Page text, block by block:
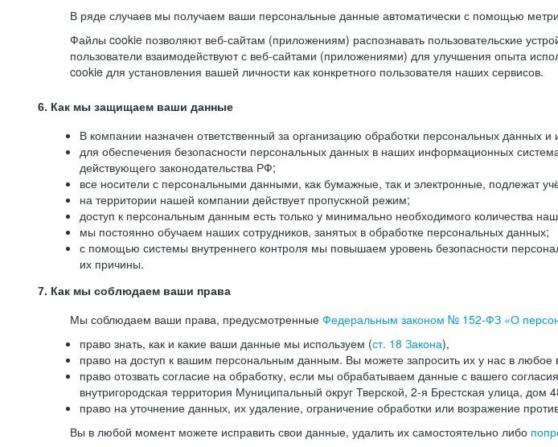
В ряде случаев мы получаем ваши персональные данные автоматически с помощью
Файлы cookie позволяют веб-сайтам (приложениям) распознавать пользовательские
пользователи взаимодействуют с веб-сайтами (приложениями) для улучшения опыта
cookie для установления вашей личности как конкретного пользователя наших сервисов.
6. Как мы защищаем ваши данные
В компании назначен ответственный за организацию обработки персональных данных и
для обеспечения безопасности персональных данных в наших информационных
действующего законодательства РФ;
все носители с персональными данными, как бумажные, так и электронные, подлежат
на территории нашей компании действует пропускной режим;
доступ к персональным данным есть только у минимально необходимого количества
мы постоянно обучаем наших сотрудников, занятых в обработке персональных данных;
с помощью системы внутреннего контроля мы повышаем уровень безопасности
их причины.
7. Как мы соблюдаем ваши права
Мы соблюдаем ваши права, предусмотренные Федеральным законом № 152-ФЗ «О
право знать, как и какие ваши данные мы используем (ст. 18 Закона),
право на доступ к вашим персональным данным. Вы можете запросить их у нас в любое
право отозвать согласие на обработку, если мы обрабатываем данные с вашего
внутригородская территория Муниципальный округ Тверской, 2-я Брестская улица,
право на уточнение данных, их удаление, ограничение обработки или возражение
Вы в любой момент можете исправить свои данные, удалить их самостоятельно либо